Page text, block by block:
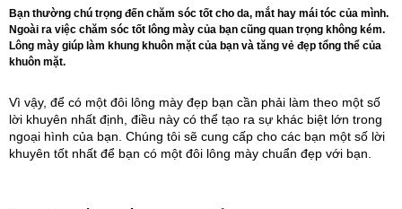
Bạn thường chú trọng đến chăm sóc tốt cho da, mắt hay mái tóc của mình.
Ngoài ra việc chăm sóc tốt lông mày của bạn cũng quan trọng không kém.
Lông mày giúp làm khung khuôn mặt của bạn và tăng vẻ đẹp tổng thể của
khuôn mặt.
Vì vậy, để có một đôi lông mày đẹp bạn cần phải làm theo một số
lời khuyên nhất định, điều này có thể tạo ra sự khác biệt lớn trong
ngoại hình của bạn. Chúng tôi sẽ cung cấp cho các bạn một số lời
khuyên tốt nhất để bạn có một đôi lông mày chuẩn đẹp với bạn.